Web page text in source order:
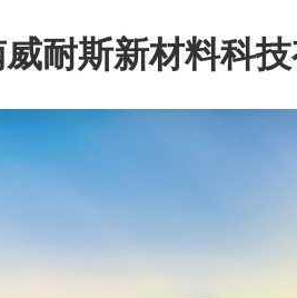
耐斯新材料科